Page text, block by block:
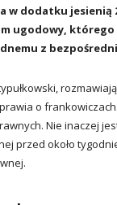
w dodatku jesienią
ugodowy,
z
o
Nie inaczej
przed około